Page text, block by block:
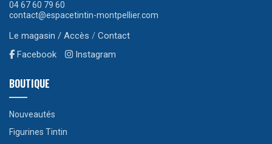
04 67 60 79 60
contact@espacetintin-montpellier.com
Le magasin / Accès / Contact
Facebook
Instagram
BOUTIQUE
Nouveautés
Figurines Tintin